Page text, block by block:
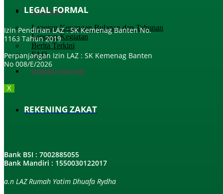
LAPORAN
Laporan Keuangan Bulanan dan Tahunan
Laporan Kegiatan
Berita Terkini
FAQ
DONASI ONLINE
X
LEGAL FORMAL
Izin Pendirian LAZ : SK Kemenag Banten No.
1163 Tahun 2019
Perpanjangan Izin LAZ : SK Kemenag Banten
No 008/E/2026​
REKENING ZAKAT
Bank BSI : 7002885055
Bank Mandiri : 1550030122017
a.n LAZ Rumah Yatim Dhuafa Rydha